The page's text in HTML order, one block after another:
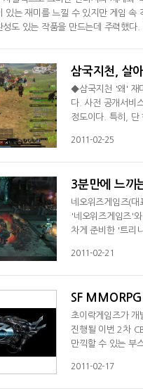
있는 재미를 느낄 수 있지만 게임
성도 있는 작품을 만드는데 주력했
삼국지천, 살
◆삼국지천 '왜' 재
다. 사전 공개서비
정도이다. 특히, 단
도 한몫을 하고 있
2011-02-25
3분만에 느끼
네오위즈게임즈(
'네오위즈게임즈'
차게 준비한 '트리
을 보일 트리니티
2011-02-21
SF
초이락게임즈가
진행될 이번 2차
만끽할 수 있는 부
다양한 게이머의
2011-02-17